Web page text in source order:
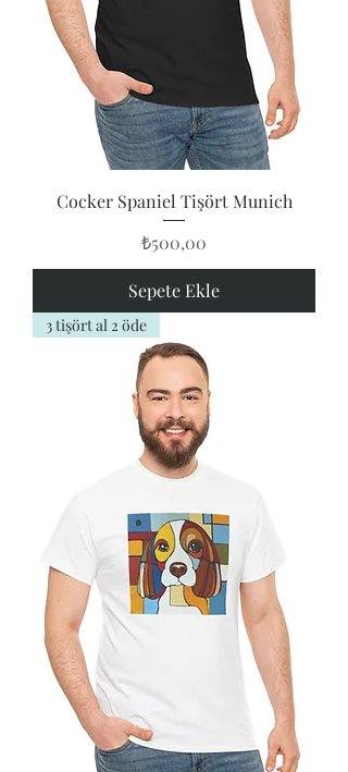
Cocker Spaniel Tişört Munich
Fiyat
₺500,00
Sepete Ekle
3 tişört al 2 öde